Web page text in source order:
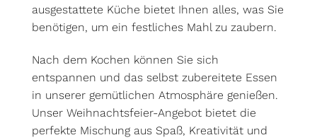
ausgestattete Küche bietet Ihnen alles, was Sie
benötigen, um ein festliches Mahl zu zaubern.
Nach dem Kochen können Sie sich
entspannen und das selbst zubereitete Essen
in unserer gemütlichen Atmosphäre genießen.
Unser Weihnachtsfeier-Angebot bietet die
perfekte Mischung aus Spaß, Kreativität und